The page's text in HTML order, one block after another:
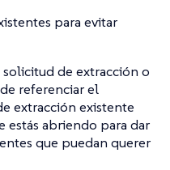
para evitar
de extracción o
referenciar el
extracción existente
abriendo para dar
que puedan querer